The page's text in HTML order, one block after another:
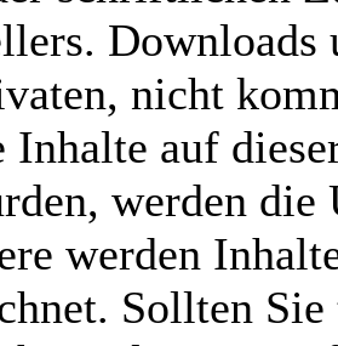
Downloads
nicht
Inhalte auf
werden die
werden
Sollten